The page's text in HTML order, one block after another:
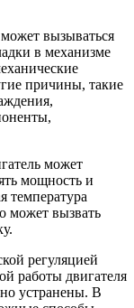
вызываться
в механизме
причины, такие
может
мощность и
температура
может вызвать
регуляцией
работы двигателя
устранены. В